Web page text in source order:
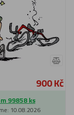
900 Kč
99858 ks
10.08.2026